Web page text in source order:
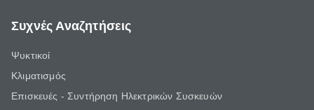
Συχνές Αναζητήσεις
Ψυκτικοί
Κλιματισμός
Επισκευές - Συντήρηση Ηλεκτρικών Συσκευών